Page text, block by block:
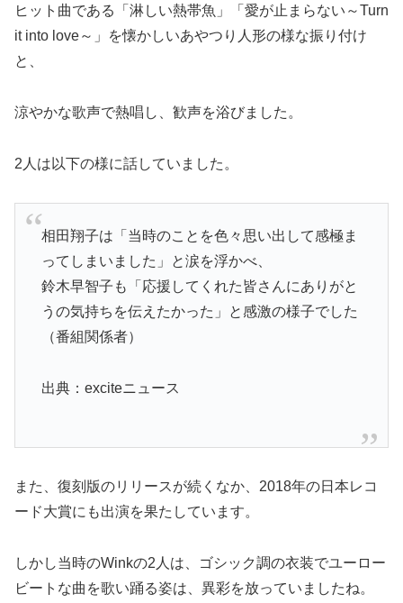
ヒット曲である「淋しい熱帯魚」「愛が止まらない～Turn
it into love～」を懐かしいあやつり人形の様な振り付け
と、
涼やかな歌声で熱唱し、歓声を浴びました。
2人は以下の様に話していました。
相田翔子は「当時のことを色々思い出して感極ま
ってしまいました」と涙を浮かべ、
鈴木早智子も「応援してくれた皆さんにありがと
うの気持ちを伝えたかった」と感激の様子でした
（番組関係者）
出典：exciteニュース
また、復刻版のリリースが続くなか、2018年の日本レコ
ード大賞にも出演を果たしています。
しかし当時のWinkの2人は、ゴシック調の衣装でユーロー
ビートな曲を歌い踊る姿は、異彩を放っていましたね。